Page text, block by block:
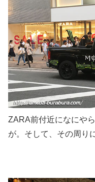
ZARA前付近になにや
が。そして、その周り